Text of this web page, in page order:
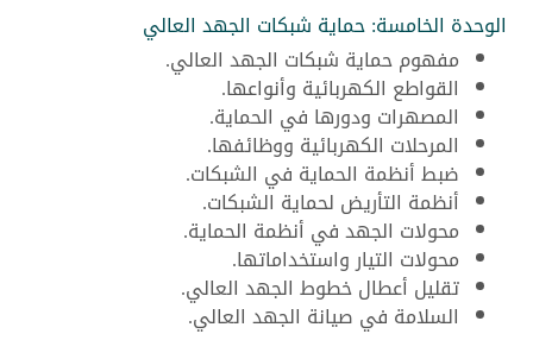
الوحدة الخامسة: حماية شبكات الجهد العالي
مفهوم حماية شبكات الجهد العالي.
القواطع الكهربائية وأنواعها.
المصهرات ودورها في الحماية.
المرحلات الكهربائية ووظائفها.
ضبط أنظمة الحماية في الشبكات.
أنظمة التأريض لحماية الشبكات.
محولات الجهد في أنظمة الحماية.
محولات التيار واستخداماتها.
تقليل أعطال خطوط الجهد العالي.
السلامة في صيانة الجهد العالي.